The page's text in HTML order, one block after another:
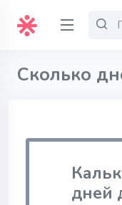
Сколько
дней